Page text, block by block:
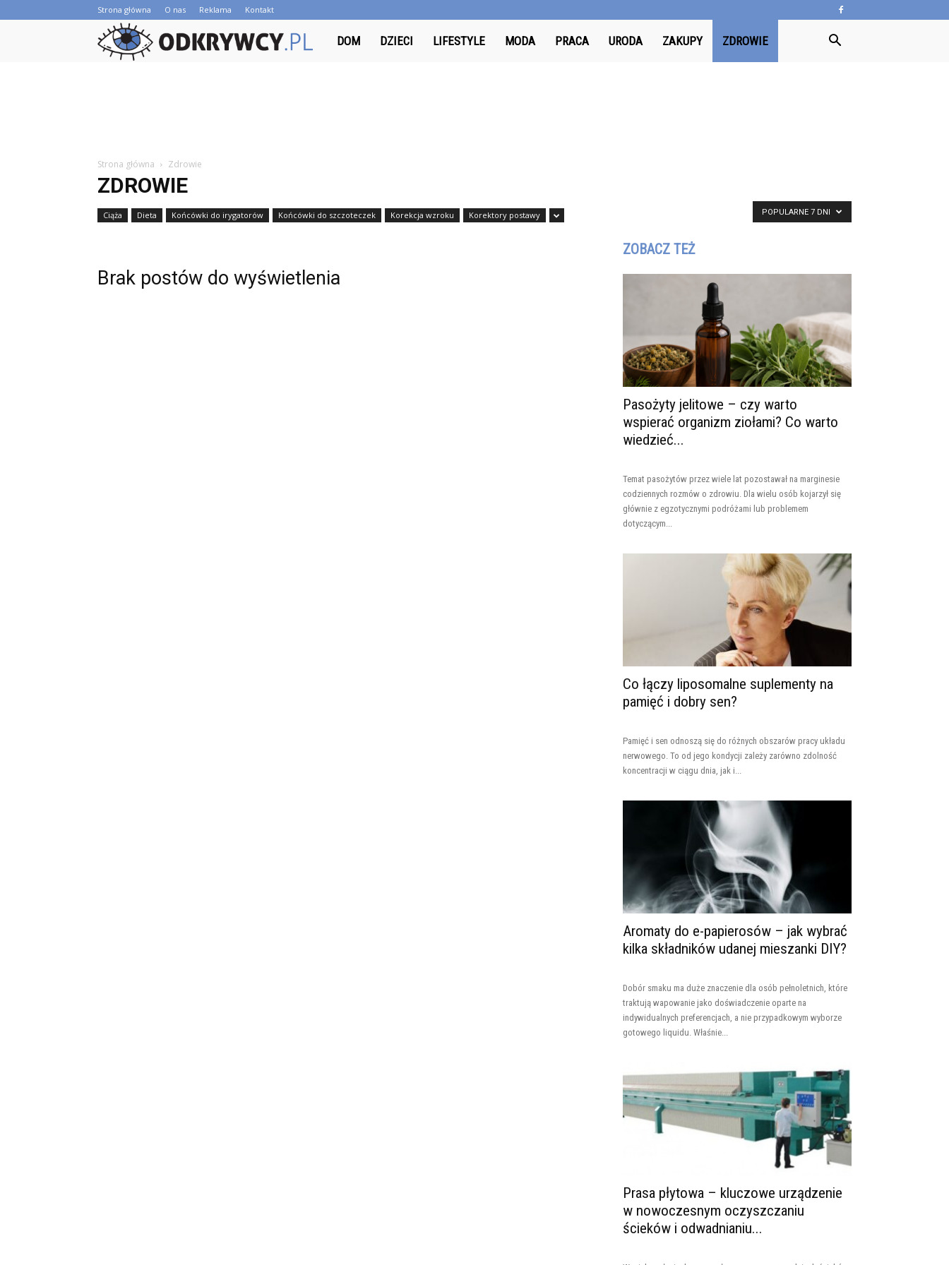
Strona główna O nas Reklama Kontakt
Odkrywcy.pl
DOM DZIECI LIFESTYLE MODA PRACA URODA ZAKUPY ZDROWIE
Strona główna Zdrowie
ZDROWIE
Ciąża Dieta Końcówki do irygatorów Końcówki do szczoteczek Korekcja wzroku Korektory postawy POPULARNE 7 DNI
Brak postów do wyświetlenia
ZOBACZ TEŻ
Pasożyty jelitowe – czy warto
wspierać organizm ziołami? Co warto
wiedzieć...
Temat pasożytów przez wiele lat pozostawał na marginesie
codziennych rozmów o zdrowiu. Dla wielu osób kojarzył się
głównie z egzotycznymi podróżami lub problemem
dotyczącym...
Co łączy liposomalne suplementy na
pamięć i dobry sen?
Pamięć i sen odnoszą się do różnych obszarów pracy układu
nerwowego. To od jego kondycji zależy zarówno zdolność
koncentracji w ciągu dnia, jak i...
Aromaty do e-papierosów – jak wybrać
kilka składników udanej mieszanki DIY?
Dobór smaku ma duże znaczenie dla osób pełnoletnich, które
traktują wapowanie jako doświadczenie oparte na
indywidualnych preferencjach, a nie przypadkowym wyborze
gotowego liquidu. Właśnie...
Prasa płytowa – kluczowe urządzenie
w nowoczesnym oczyszczaniu
ścieków i odwadnianiu...